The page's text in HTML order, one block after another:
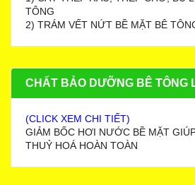
TÔNG
2) TRÁM VẾT NỨT BỀ MẶT BÊ
CHẤT BẢO DƯỠNG BÊ TÔNG
(CLICK XEM CHI TIẾT)
GIẢM BỐC HƠI NƯỚC BỀ MẶT
THUỶ HOÁ HOÀN TOÀN